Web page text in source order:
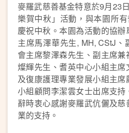
麥羅武慈善基金特意於9月23
樂賀中秋」活動，與本園所
慶祝中秋。本園為活動的協
主席馬澤華先生, MH, CStJ、
會主席黎澤森先生、副主席
燦輝先生、耆英中心小組主
及復康護理專業發展小組主
小組顧問李潔雲女士出席支
辭時衷心感謝麥羅武伉儷及
業的支持。